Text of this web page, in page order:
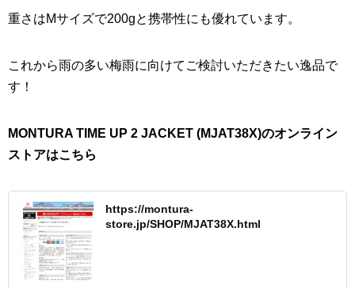
重さはMサイズで200gと携帯性にも優れています。
これから雨の多い梅雨に向けてご検討いただきたい逸品で
す！
MONTURA TIME UP 2 JACKET (MJAT38X)のオンライン
ストアはこちら
https://montura-
store.jp/SHOP/MJAT38X.html